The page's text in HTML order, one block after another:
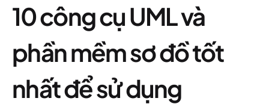
10 công cụ UML và
phần mềm sơ đồ tốt
nhất để sử dụng